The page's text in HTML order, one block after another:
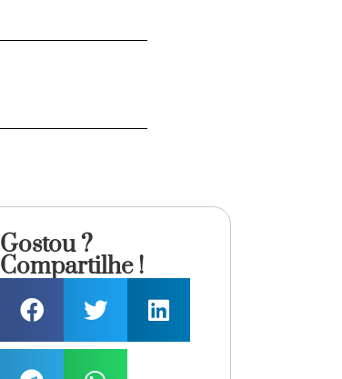
Gostou ?
Compartilhe !